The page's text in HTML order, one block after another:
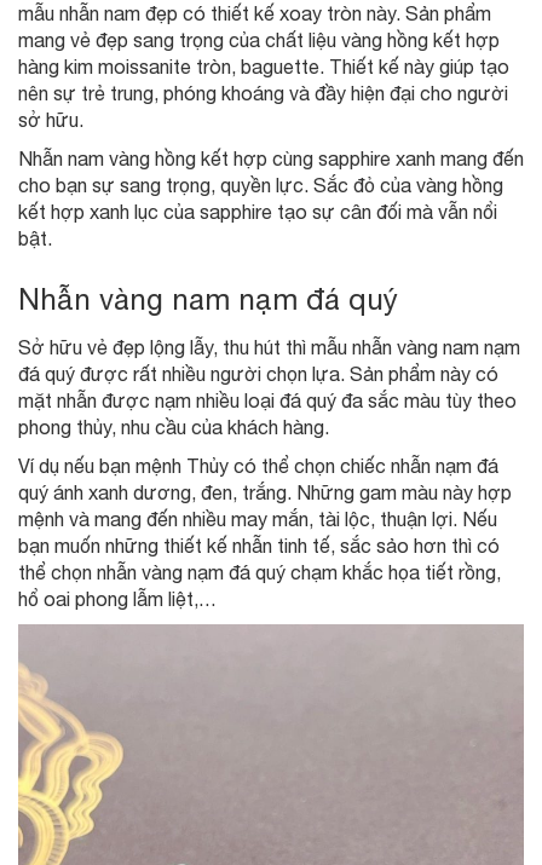
mẫu nhẫn nam đẹp có thiết kế xoay tròn này. Sản phẩm
mang vẻ đẹp sang trọng của chất liệu vàng hồng kết hợp
hàng kim moissanite tròn, baguette. Thiết kế này giúp tạo
nên sự trẻ trung, phóng khoáng và đầy hiện đại cho người
sở hữu.
Nhẫn nam vàng hồng kết hợp cùng sapphire xanh mang đến
cho bạn sự sang trọng, quyền lực. Sắc đỏ của vàng hồng
kết hợp xanh lục của sapphire tạo sự cân đối mà vẫn nổi
bật.
Nhẫn vàng nam nạm đá quý
Sở hữu vẻ đẹp lộng lẫy, thu hút thì mẫu nhẫn vàng nam nạm
đá quý được rất nhiều người chọn lựa. Sản phẩm này có
mặt nhẫn được nạm nhiều loại đá quý đa sắc màu tùy theo
phong thủy, nhu cầu của khách hàng.
Ví dụ nếu bạn mệnh Thủy có thể chọn chiếc nhẫn nạm đá
quý ánh xanh dương, đen, trắng. Những gam màu này hợp
mệnh và mang đến nhiều may mắn, tài lộc, thuận lợi. Nếu
bạn muốn những thiết kế nhẫn tinh tế, sắc sảo hơn thì có
thể chọn nhẫn vàng nạm đá quý chạm khắc họa tiết rồng,
hổ oai phong lẫm liệt,…